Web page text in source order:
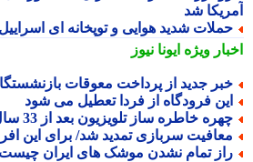
شد
شدید هوایی و توپخانه ای اسراییل
ویژهایونا نیوز
جدید از پرداخت معوقات بازنشستگان
فرودگاه از فردا تعطیل می شود
خاطره ساز تلویزیون بعد از 33 سال برگشت
سربازی تمدید شد/ برای این افراد تا
تمام نشدن موشک های ایران چیست؟